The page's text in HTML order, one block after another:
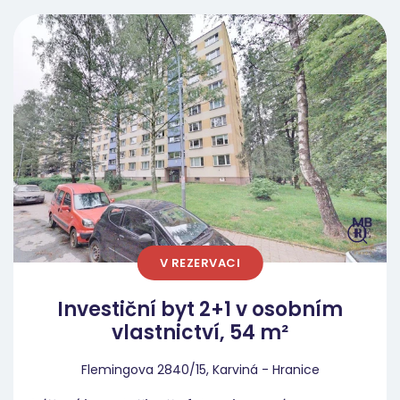
okna, modernizovaný výtah). Třetí podlaží je
mezi nájemníky oblíbené pro svou snadnou
dostupnost a výborný tepelný komfort.
Nemovitost již prošla zásadní částí
rekonstrukce, což vám šetří drahý čas i
kapitál: Vybudované sádrokartonové jádro:
Odpadá nutnost bourání starého umakartu.
Nová elektroinstalace: Rozvody elektřiny v
mědi jsou již kompletně hotové v jádru i v
kuchyni. Strategie „Smart Refresh“ na klíč
(Rozpočet 150 000 Kč) Nečeká vás žádná
zdlouhavá ani finančně náročná přestavba.
Jelikož nejdražší technické prvky jsou již
hotové, zaměříme se pouze na finální
estetiku interiéru, aby byt působil svěžím a
čistým dojmem novostavby. V rámci rozpočtu
150 000 Kč zajistíme: odstranění starých tapet
V REZERVACI
Investiční byt 2+1 v osobním
vlastnictví, 54 m²
Flemingova 2840/15, Karviná - Hranice